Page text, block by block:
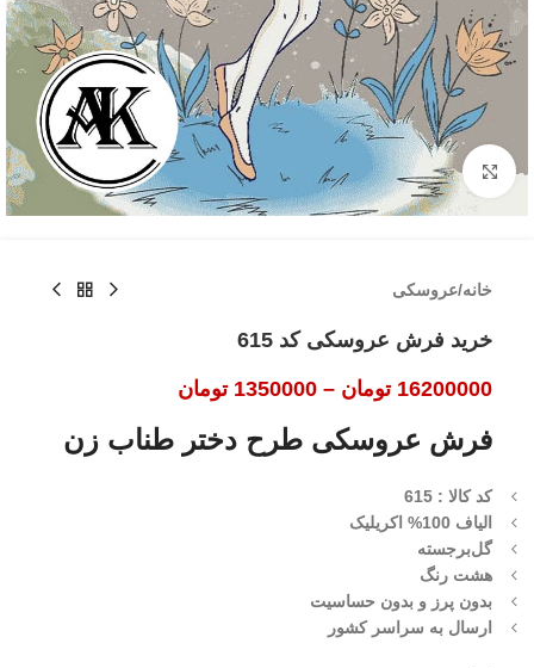
بزرگنمایی تصویر
خانه/عروسکی
خرید فرش عروسکی کد 615
16200000 تومان –
1350000 تومان
فرش عروسکی طرح دختر طناب زن
کد کالا : 615
الیاف 100% اکریلیک
گل‌برجسته
هشت رنگ
بدون پرز و بدون حساسیت
ارسال به سراسر کشور